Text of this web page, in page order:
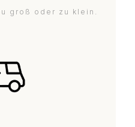
groß oder zu klein.